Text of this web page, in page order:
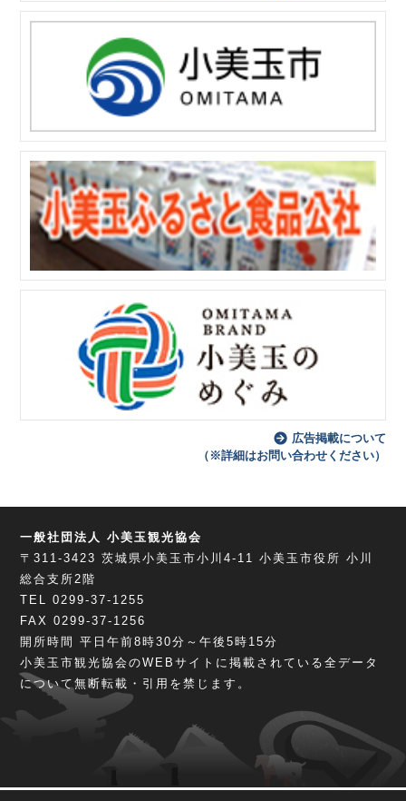
広告掲載について
（※詳細はお問い合わせください）
一般社団法人 小美玉観光協会
〒311-3423茨城県小美玉市小川4-11 小美玉市役所 小川
総合支所2階
TEL 0299-37-1255
FAX 0299-37-1256
開所時間 平日午前8時30分～午後5時15分
小美玉市観光協会のWEBサイトに掲載されている全データ
について無断転載・引用を禁じます。